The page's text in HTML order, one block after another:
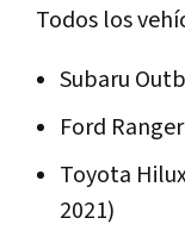
Todos los
Subaru
Ford
Toyota
2021)